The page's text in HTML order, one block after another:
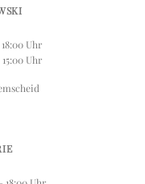
Uhr
Uhr